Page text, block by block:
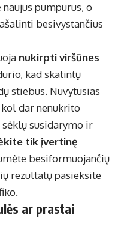
pumpurus, o
besivystančius
nukirpti viršūnes
kad skatintų
stiebus. Nuvytusias
dar nenukrito
susidarymo ir
tik įvertinę
besiformuojančių
rezultatų pasieksite
ar prastai